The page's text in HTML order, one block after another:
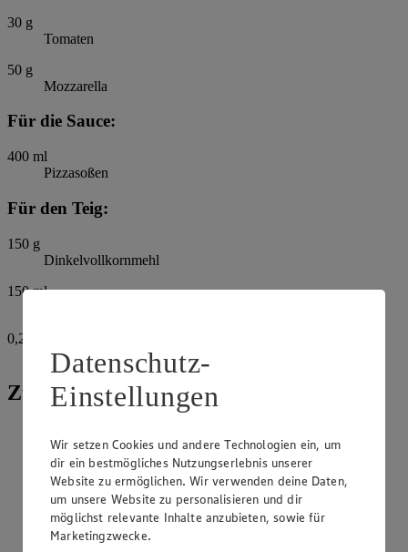
30 g
Tomaten
50 g
Mozzarella
Für die Sauce:
400 ml
Pizzasoßen
Für den Teig:
150 g
Dinkelvollkornmehl
150ml
0,25
Salz
Zubereitung
Wasser und dem Salz in einer Rührschüssel mit einer Gabel
verrühren. Die Masse mit einem Löffel auf einem
eingefetteten Backpapier ca. ½ cm dick in der Form einer
Pizza verstreichen.
Für 12 Min. auf mittlerer Schiene backen.
Datenschutz-
Einstellungen
Wir setzen Cookies und andere Technologien ein, um
dir ein bestmögliches Nutzungserlebnis unserer
Website zu ermöglichen. Wir verwenden deine Daten,
um unsere Website zu personalisieren und dir
möglichst relevante Inhalte anzubieten, sowie für
Marketingzwecke.